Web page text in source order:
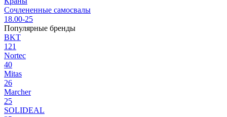
Сочлененные самосвалы
18.00-25
Популярные бренды
BKT
121
Nortec
40
Mitas
26
Marcher
25
SOLIDEAL